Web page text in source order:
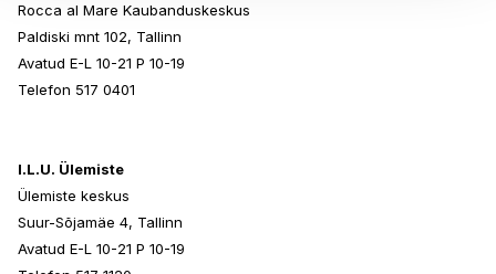
Rocca al Mare Kaubanduskeskus
Paldiski mnt 102, Tallinn
Avatud E-L 10-21 P 10-19
Telefon 517 0401
I.L.U. Ülemiste
Ülemiste keskus
Suur-Sõjamäe 4, Tallinn
Avatud E-L 10-21 P 10-19